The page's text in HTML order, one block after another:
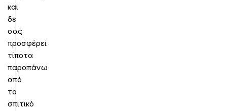
και
δε
σας
προσφέρει
τίποτα
παραπάνω
από
το
σπιτικό